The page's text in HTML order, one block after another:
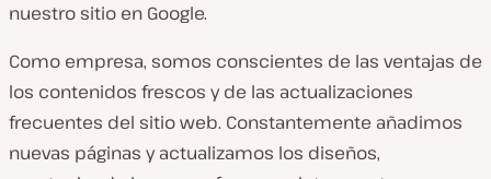
nuestro sitio en Google.
Como empresa, somos conscientes de las ventajas de
los contenidos frescos y de las actualizaciones
frecuentes del sitio web. Constantemente añadimos
nuevas páginas y actualizamos los diseños,